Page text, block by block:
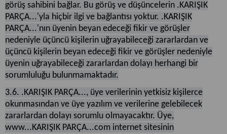
görüş sahibini bağlar. Bu görüş ve düşüncelerin .KARIŞIK
PARÇA...'yla hiçbir ilgi ve bağlantısı yoktur. .KARIŞIK
PARÇA...'nın üyenin beyan edeceği fikir ve görüşler
nedeniyle üçüncü kişilerin uğrayabileceği zararlardan ve
üçüncü kişilerin beyan edeceği fikir ve görüşler nedeniyle
üyenin uğrayabileceği zararlardan dolayı herhangi bir
sorumluluğu bulunmamaktadır.
3.6. .KARIŞIK PARÇA..., üye verilerinin yetkisiz kişilerce
okunmasından ve üye yazılım ve verilerine gelebilecek
zararlardan dolayı sorumlu olmayacaktır. Üye,
www...KARIŞIK PARÇA...com internet sitesinin